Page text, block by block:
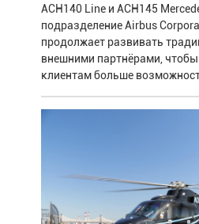
ACH140 Line и ACH145
подразделение Airbus
продолжает развивать
внешними партнёрами,
клиентам больше